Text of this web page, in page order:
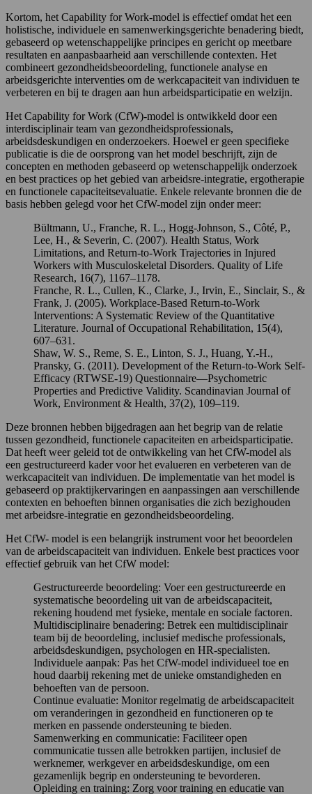
Kortom, het Capability for Work-model is effectief omdat het een
holistische, individuele en samenwerkingsgerichte benadering biedt,
gebaseerd op wetenschappelijke principes en gericht op meetbare
resultaten en aanpasbaarheid aan verschillende contexten. Het
combineert gezondheidsbeoordeling, functionele analyse en
arbeidsgerichte interventies om de werkcapaciteit van individuen te
verbeteren en bij te dragen aan hun arbeidsparticipatie en welzijn.
Het Capability for Work (CfW)-model is ontwikkeld door een
interdisciplinair team van gezondheidsprofessionals,
arbeidsdeskundigen en onderzoekers. Hoewel er geen specifieke
publicatie is die de oorsprong van het model beschrijft, zijn de
concepten en methoden gebaseerd op wetenschappelijk onderzoek
en best practices op het gebied van arbeidsre-integratie, ergotherapie
en functionele capaciteitsevaluatie. Enkele relevante bronnen die de
basis hebben gelegd voor het CfW-model zijn onder meer:
Bültmann, U., Franche, R. L., Hogg-Johnson, S., Côté, P.,
Lee, H., & Severin, C. (2007). Health Status, Work
Limitations, and Return-to-Work Trajectories in Injured
Workers with Musculoskeletal Disorders. Quality of Life
Research, 16(7), 1167–1178.
Franche, R. L., Cullen, K., Clarke, J., Irvin, E., Sinclair, S., &
Frank, J. (2005). Workplace-Based Return-to-Work
Interventions: A Systematic Review of the Quantitative
Literature. Journal of Occupational Rehabilitation, 15(4),
607–631.
Shaw, W. S., Reme, S. E., Linton, S. J., Huang, Y.-H.,
Pransky, G. (2011). Development of the Return-to-Work Self-
Efficacy (RTWSE-19) Questionnaire—Psychometric
Properties and Predictive Validity. Scandinavian Journal of
Work, Environment & Health, 37(2), 109–119.
Deze bronnen hebben bijgedragen aan het begrip van de relatie
tussen gezondheid, functionele capaciteiten en arbeidsparticipatie.
Dat heeft weer geleid tot de ontwikkeling van het CfW-model als
een gestructureerd kader voor het evalueren en verbeteren van de
werkcapaciteit van individuen. De implementatie van het model is
gebaseerd op praktijkervaringen en aanpassingen aan verschillende
contexten en behoeften binnen organisaties die zich bezighouden
met arbeidsre-integratie en gezondheidsbeoordeling.
Het CfW- model is een belangrijk instrument voor het beoordelen
van de arbeidscapaciteit van individuen. Enkele best practices voor
effectief gebruik van het CfW model:
Gestructureerde beoordeling: Voer een gestructureerde en
systematische beoordeling uit van de arbeidscapaciteit,
rekening houdend met fysieke, mentale en sociale factoren.
Multidisciplinaire benadering: Betrek een multidisciplinair
team bij de beoordeling, inclusief medische professionals,
arbeidsdeskundigen, psychologen en HR-specialisten.
Individuele aanpak: Pas het CfW-model individueel toe en
houd daarbij rekening met de unieke omstandigheden en
behoeften van de persoon.
Continue evaluatie: Monitor regelmatig de arbeidscapaciteit
om veranderingen in gezondheid en functioneren op te
merken en passende ondersteuning te bieden.
Samenwerking en communicatie: Faciliteer open
communicatie tussen alle betrokken partijen, inclusief de
werknemer, werkgever en arbeidsdeskundige, om een
gezamenlijk begrip en ondersteuning te bevorderen.
Opleiding en training: Zorg voor training en educatie van